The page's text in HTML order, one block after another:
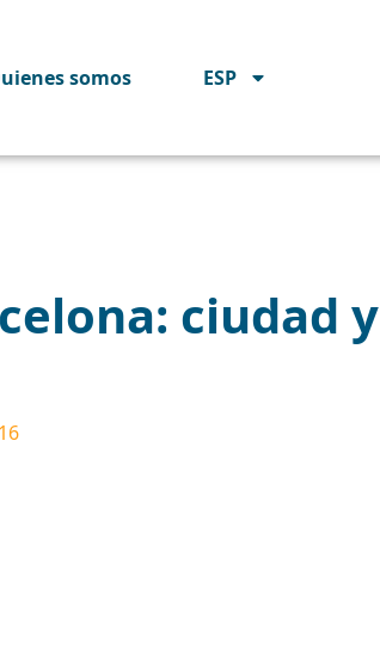
somos ESP
ciudad y